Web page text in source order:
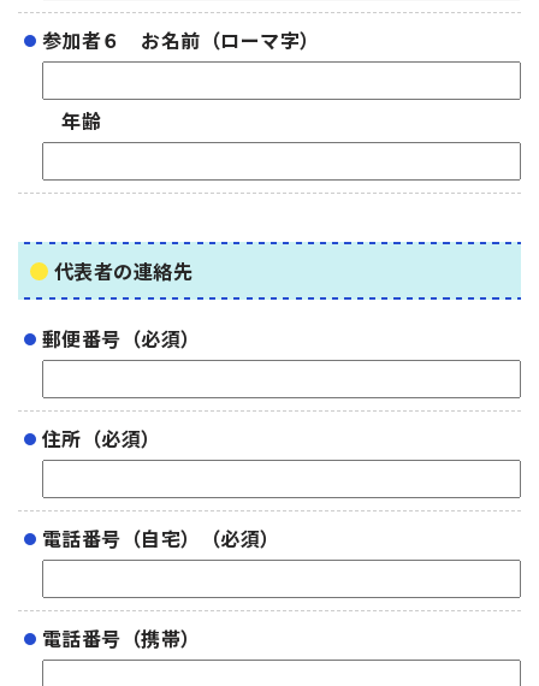
参加者６ お名前（ローマ字）
年齢
代表者の連絡先
郵便番号（必須）
住所（必須）
電話番号（自宅）（必須）
電話番号（携帯）